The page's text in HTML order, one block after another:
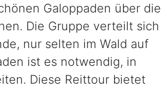
Galoppaden über die
Die Gruppe verteilt sich
nur selten im Wald auf
ist es notwendig, in
Diese Reittour bietet